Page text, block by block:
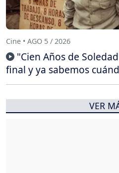
Cine • AGO 5 / 2026
"Cien Años de
final y ya sabemos
VER